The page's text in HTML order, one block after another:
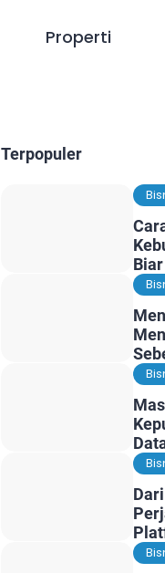
Properti
Terpopuler